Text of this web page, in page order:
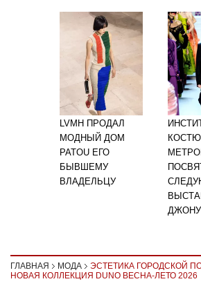
LVMH ПРОДАЛ
МОДНЫЙ ДОМ
PATOU ЕГО
БЫВШЕМУ
ВЛАДЕЛЬЦУ
ДЖОНУ
ГЛАВНАЯ МОДА
ЭСТЕТИКА ГОРОДСКОЙ
НОВАЯ КОЛЛЕКЦИЯ DUNO ВЕСНА-ЛЕТО 2026